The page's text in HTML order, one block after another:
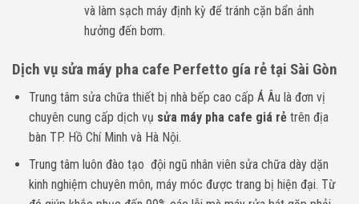
và làm sạch máy định kỳ để tránh cặn bẩn ảnh
hưởng đến bơm.
Dịch vụ sửa máy pha cafe Perfetto gía rẻ tại Sài Gòn
Trung tâm sửa chữa thiết bị nhà bếp cao cấp Á Âu là đơn vị
chuyên cung cấp dịch vụ sửa máy pha cafe giá rẻtrên địa
bàn TP. Hồ Chí Minh và Hà Nội.
Trung tâm luôn đào tạo đội ngũ nhân viên sửa chữa dày dặn
kinh nghiệm chuyên môn, máy móc được trang bị hiện đại. Từ